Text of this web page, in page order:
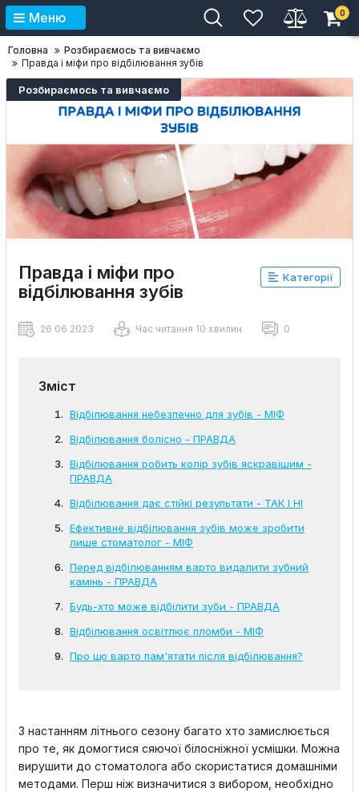
Меню 0
Головна
Розбираємось та вивчаємо
Правда і міфи про відбілювання зубів
Розбираємось та вивчаємо
Правда і міфи про
відбілювання зубів
Категорії
26 06 2023 Час читання 10 хвилин 0
Зміст
Відбілювання небезпечно для зубів - МІФ
Відбілювання болісно - ПРАВДА
Відбілювання робить колір зубів яскравішим -
ПРАВДА
Відбілювання дає стійкі результати - ТАК І НІ
Ефективне відбілювання зубів може зробити
лише стоматолог - МІФ
Перед відбілюванням варто видалити зубний
камінь - ПРАВДА
Будь-хто може відбілити зуби - ПРАВДА
Відбілювання освітлює пломби - МІФ
Про що варто пам'ятати після відбілювання?
З настанням літнього сезону багато хто замислюється
про те, як домогтися сяючої білосніжної усмішки. Можна
вирушити до стоматолога або скористатися домашніми
методами. Перш ніж визначитися з вибором, необхідно